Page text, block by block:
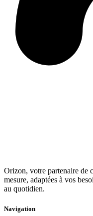
Orizon, votre partenaire de
mesure, adaptées à vos
au quotidien.
Navigation